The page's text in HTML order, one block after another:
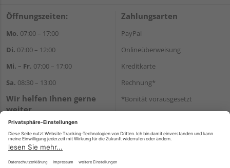
Öffnungszeiten:
Mo. 07:00 – 17:00
Di. 07:00 – 12:00
Mi. – Fr. 07:00 – 17:00
Sa. 08:30 – 13:00
Wir helfen Ihnen gerne
weiter
Tel.:+49 711 168520
WhatsApp
Zahlungsarten
PayPal
Onlineüberweisung
Kreditkarte
Rechnung*
*Bonität vorausgesetzt
Versand